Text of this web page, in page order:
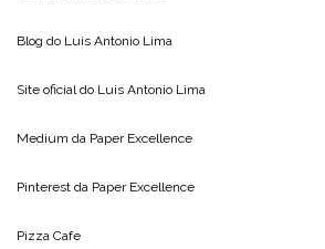
Blog do Luis Antonio Lima
Site oficial do Luis Antonio Lima
Medium da Paper Excellence
Pinterest da Paper Excellence
Pizza Cafe